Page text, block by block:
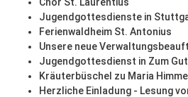
Jugendgottesdienste in
Ferienwaldheim St. Antonius
Unsere neue
Jugendgottesdienst in Zum
Kräuterbüschel zu Maria
Herzliche Einladung - Lesung